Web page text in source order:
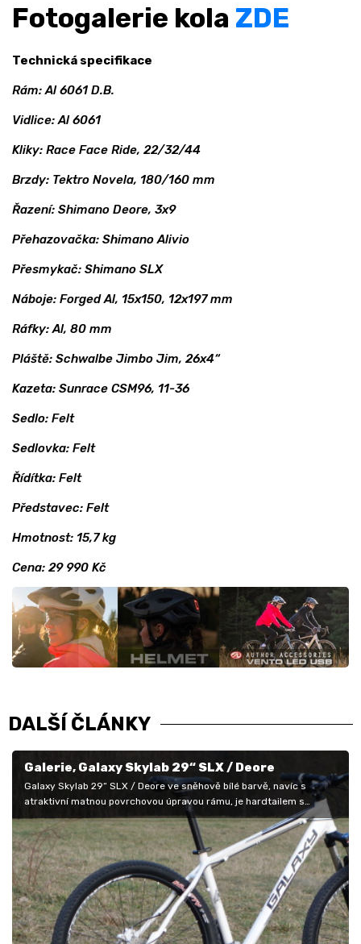
Fotogalerie kola ZDE
Technická specifikace
Rám: Al 6061 D.B.
Vidlice: Al 6061
Kliky: Race Face Ride, 22/32/44
Brzdy: Tektro Novela, 180/160 mm
Řazení: Shimano Deore, 3x9
Přehazovačka: Shimano Alivio
Přesmykač: Shimano SLX
Náboje: Forged Al, 15x150, 12x197 mm
Ráfky: Al, 80 mm
Pláště: Schwalbe Jimbo Jim, 26x4“
Kazeta: Sunrace CSM96, 11-36
Sedlo: Felt
Sedlovka: Felt
Řídítka: Felt
Představec: Felt
Hmotnost: 15,7 kg
Cena: 29 990 Kč
DALŠÍ ČLÁNKY
Galerie, Galaxy Skylab 29“ SLX / Deore
Galaxy Skylab 29“ SLX / Deore ve sněhově bílé barvě, navíc s
atraktivní matnou povrchovou úpravou rámu, je hardtailem s
vyloženě lákavým…